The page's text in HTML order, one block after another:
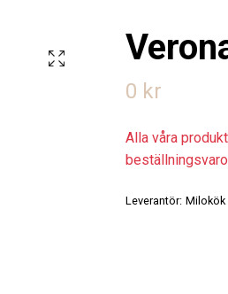
0 kr
Alla våra
Leverantör: Milokök